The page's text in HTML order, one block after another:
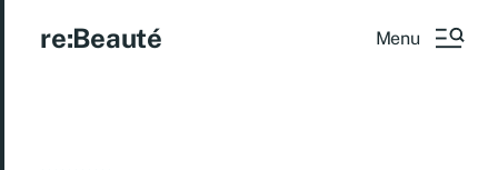
re:Beauté Menu